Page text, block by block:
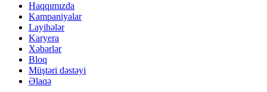
Haqqımızda
Kampaniyalar
Layihələr
Karyera
Xəbərlər
Bloq
Müştəri dəstəyi
Əlaqə